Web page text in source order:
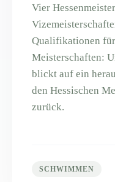
Vier
Qualifikationen
Meisterschaften:
blickt auf ein
den Hessischen
zurück.
SCHWIMMEN